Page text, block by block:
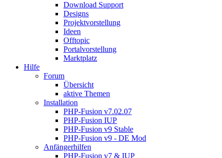
Download Support
Designs
Projektvorstellung
Ideen
Offtopic
Portalvorstellung
Marktplatz
Hilfe
Forum
Übersicht
aktive Themen
Installation
PHP-Fusion v7.02.07
PHP-Fusion IUP
PHP-Fusion v9 Stable
PHP-Fusion v9 - DE Mod
Anfängerhilfen
PHP-Fusion v7 & IUP